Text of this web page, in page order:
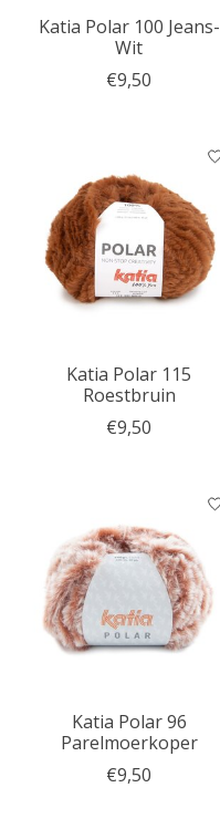
Katia Polar 100 Jeans-
Wit
€9,50
Katia Polar 115
Roestbruin
€9,50
Katia Polar 96
Parelmoerkoper
€9,50